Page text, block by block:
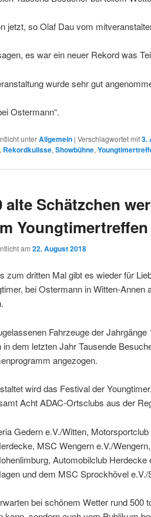
jetzt, so Olaf Dau vom
es war ein neuer Rekord was
wurde sehr gut
Ostermann“.
unterAllgemein | Verschlagwortet mit3.
, Rekordkulisse, Showbühne,
alte Schätzchen
am 22. August 2018
zum dritten Mal gibt es wieder für
bei Ostermann in Witten-
Fahrzeuge der
in dem letzten Jahr Tausende
angezogen.
wird das Festival der
Acht ADAC-Ortsclubs aus der
Gedern e.V./Witten,
MSC Wengern e.V./
Automobilclub
und dem MSC Sprockhövel
bei schönem Wetter rund 500